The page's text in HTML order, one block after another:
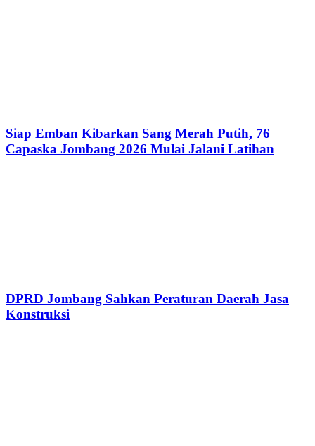
Siap Emban Kibarkan Sang Merah Putih, 76
Capaska Jombang 2026 Mulai Jalani Latihan
DPRD Jombang Sahkan Peraturan Daerah Jasa
Konstruksi